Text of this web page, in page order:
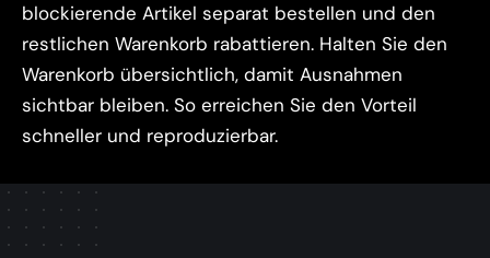
blockierende Artikel separat bestellen und den
restlichen Warenkorb rabattieren. Halten Sie den
Warenkorb übersichtlich, damit Ausnahmen
sichtbar bleiben. So erreichen Sie den Vorteil
schneller und reproduzierbar.